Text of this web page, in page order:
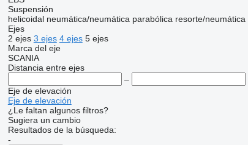
Suspensión
helicoidal neumática/neumática parabólica resorte/neumática
Ejes
2 ejes 3 ejes 4 ejes 5 ejes
Marca del eje
SCANIA
Distancia entre ejes
–
Eje de elevación
Eje de elevación
¿Le faltan algunos filtros?
Sugiera un cambio
Resultados de la búsqueda:
-